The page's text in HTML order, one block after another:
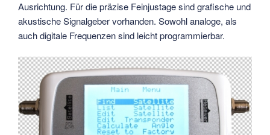
Ausrichtung. Für die präzise Feinjustage sind grafische und
akustische Signalgeber vorhanden. Sowohl analoge, als
auch digitale Frequenzen sind leicht programmierbar.